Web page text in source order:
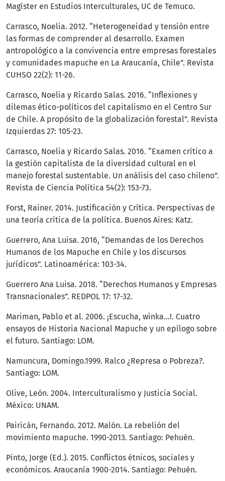
Magíster en Estudios Interculturales, UC de Temuco.
Carrasco, Noelia. 2012. “Heterogeneidad y tensión entre
las formas de comprender al desarrollo. Examen
antropológico a la convivencia entre empresas forestales
y comunidades mapuche en La Araucanía, Chile”. Revista
CUHSO 22(2): 11-26.
Carrasco, Noelia y Ricardo Salas. 2016. “Inflexiones y
dilemas ético-políticos del capitalismo en el Centro Sur
de Chile. A propósito de la globalización forestal”. Revista
Izquierdas 27: 105-23.
Carrasco, Noelia y Ricardo Salas. 2016. “Examen crítico a
la gestión capitalista de la diversidad cultural en el
manejo forestal sustentable. Un análisis del caso chileno”.
Revista de Ciencia Política 54(2): 153-73.
Forst, Rainer. 2014. Justificación y Crítica. Perspectivas de
una teoría crítica de la política. Buenos Aires: Katz.
Guerrero, Ana Luisa. 2016, “Demandas de los Derechos
Humanos de los Mapuche en Chile y los discursos
jurídicos”. Latinoamérica: 103-34.
Guerrero Ana Luisa. 2018. “Derechos Humanos y Empresas
Transnacionales”. REDPOL 17: 17-32.
Mariman, Pablo et al. 2006. ¡Escucha, winka…!. Cuatro
ensayos de Historia Nacional Mapuche y un epílogo sobre
el futuro. Santiago: LOM.
Namuncura, Domingo.1999. Ralco ¿Represa o Pobreza?.
Santiago: LOM.
Olive, León. 2004. Interculturalismo y Justicia Social.
México: UNAM.
Pairicán, Fernando. 2012. Malón. La rebelión del
movimiento mapuche. 1990-2013. Santiago: Pehuén.
Pinto, Jorge (Ed.). 2015. Conflictos étnicos, sociales y
económicos. Araucanía 1900-2014. Santiago: Pehuén.